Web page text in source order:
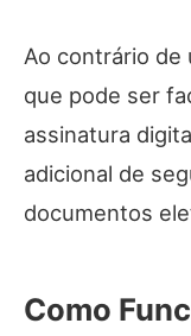
Ao contrário de
que pode ser
assinatura
adicional de
documentos
Como